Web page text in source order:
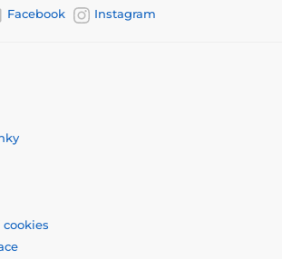
Facebook Instagram